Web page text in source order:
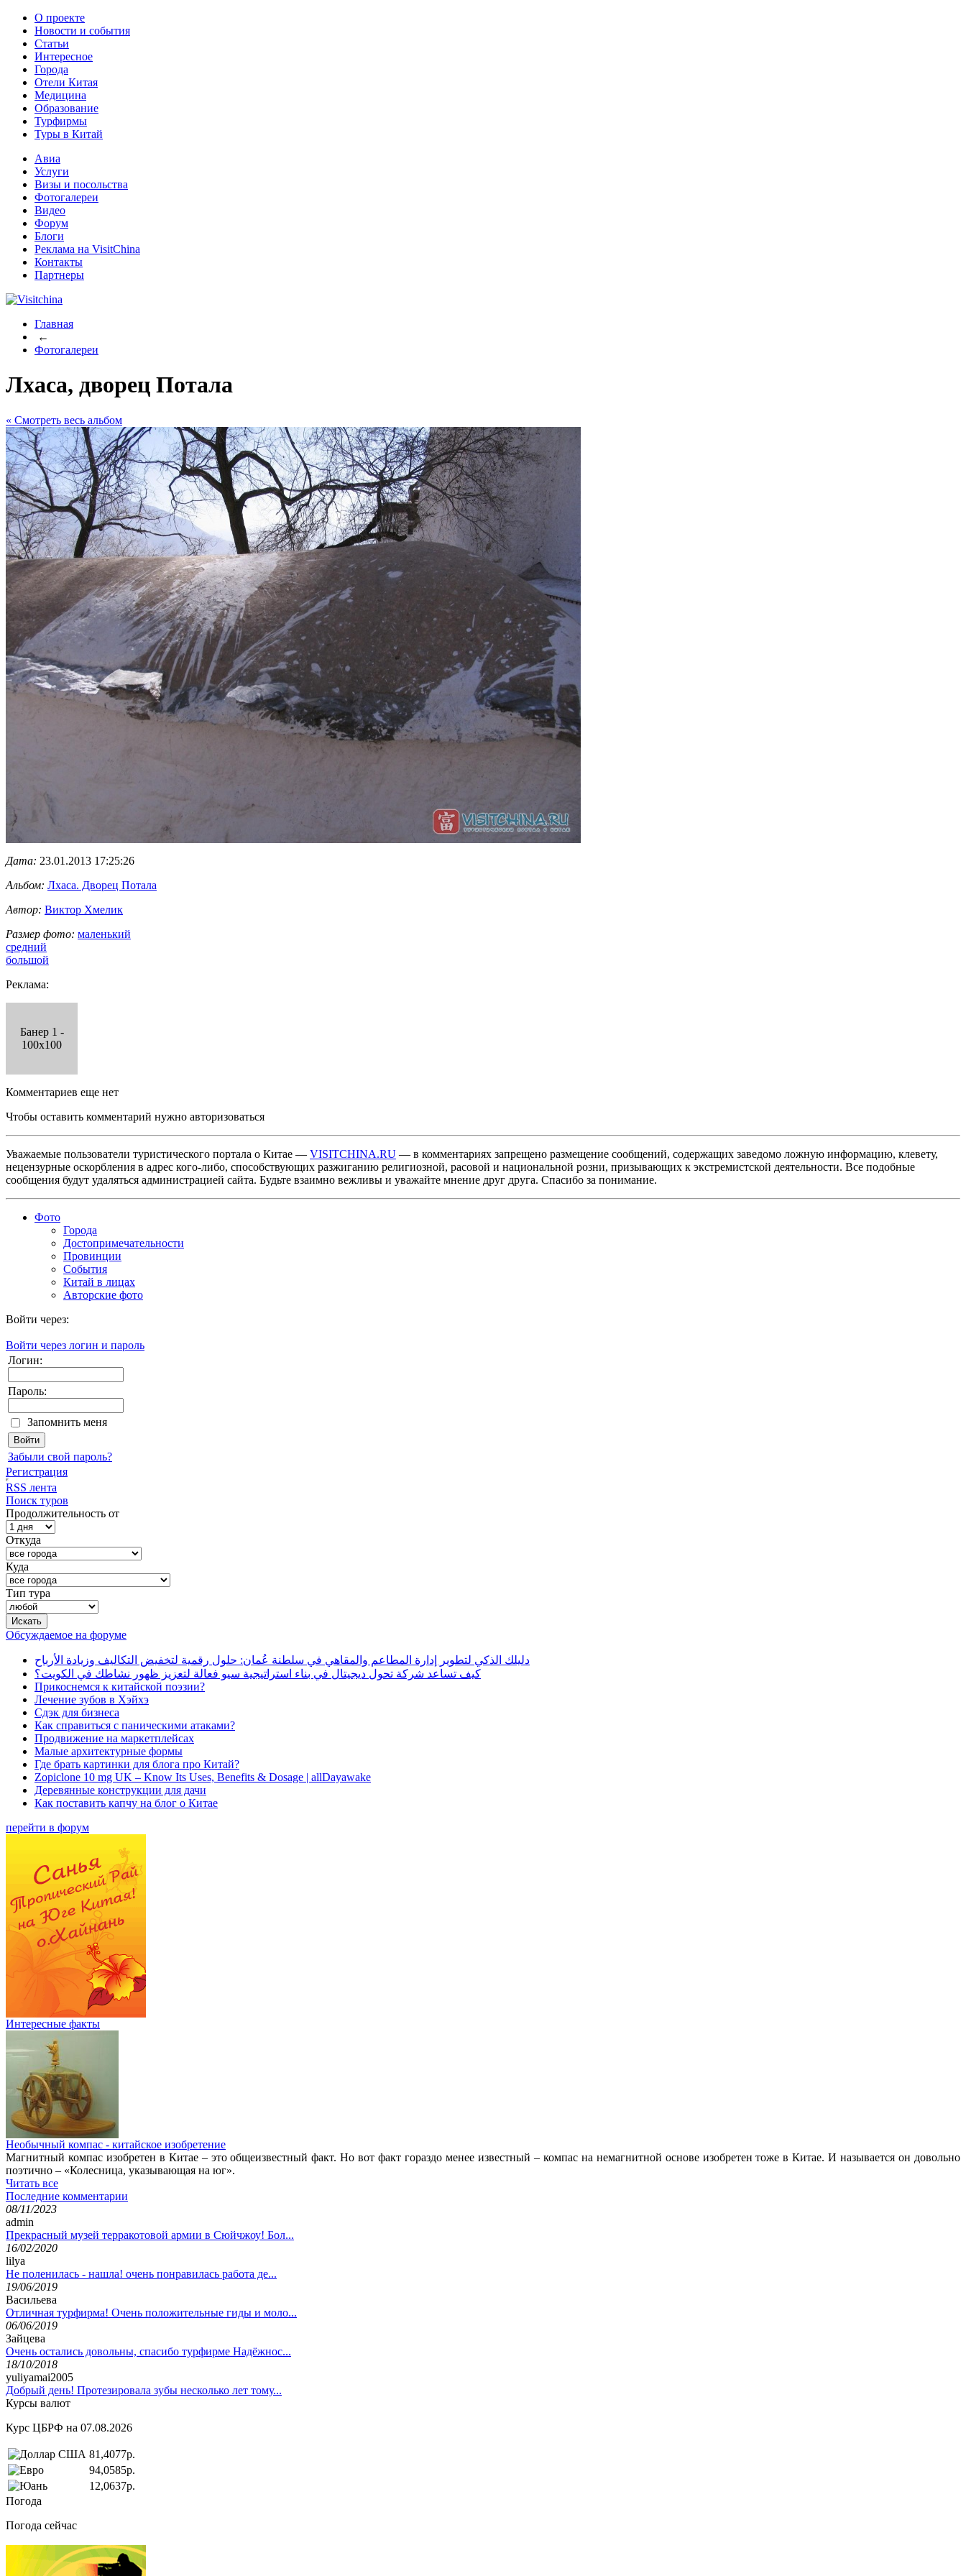
О проекте
Новости и события
Статьи
Интересное
Города
Отели Китая
Медицина
Образование
Турфирмы
Туры в Китай
Авиа
Услуги
Визы и посольства
Фотогалереи
Видео
Форум
Блоги
Реклама на VisitChina
Контакты
Партнеры
Главная
←
Фотогалереи
Лхаса, дворец Потала
« Cмотреть весь альбом
Дата: 23.01.2013 17:25:26
Альбом: Лхаса. Дворец Потала
Автор: Виктор Хмелик
Размер фото: маленький
средний
большой
Реклама:
Банер 1 -
100x100
Комментариев еще нет
Чтобы оставить комментарий нужно авторизоваться
Уважаемые пользователи туристического портала о Китае — VISITCHINA.RU — в комментариях запрещено размещение сообщений, содержащих заведомо ложную информацию, клевету,
нецензурные оскорбления в адрес кого-либо, способствующих разжиганию религиозной, расовой и национальной розни, призывающих к экстремистской деятельности. Все подобные
сообщения будут удаляться администрацией сайта. Будьте взаимно вежливы и уважайте мнение друг друга. Спасибо за понимание.
Фото
Города
Достопримечательности
Провинции
События
Китай в лицах
Авторские фото
Войти через:
Войти через логин и пароль
Логин:
Пароль:
Запомнить меня
Забыли свой пароль?
Регистрация
RSS лента
Поиск туров
Продолжительность от
Откуда
Куда
Тип тура
Обсуждаемое на форуме
دليلك الذكي لتطوير إدارة المطاعم والمقاهي في سلطنة عُمان: حلول رقمية لتخفيض التكاليف وزيادة الأرباح
كيف تساعد شركة تحول ديجيتال في بناء استراتيجية سيو فعالة لتعزيز ظهور نشاطك في الكويت؟
Прикоснемся к китайской поэзии?
Лечение зубов в Хэйхэ
Сдэк для бизнеса
Как справиться с паническими атаками?
Продвижение на маркетплейсах
Малые архитектурные формы
Где брать картинки для блога про Китай?
Zopiclone 10 mg UK – Know Its Uses, Benefits & Dosage | allDayawake
Деревянные конструкции для дачи
Как поставить капчу на блог о Китае
перейти в форум
Интересные факты
Необычный компас - китайское изобретение
Магнитный компас изобретен в Китае – это общеизвестный факт. Но вот факт гораздо менее известный – компас на немагнитной основе изобретен тоже в Китае. И называется он довольно
поэтично – «Колесница, указывающая на юг».
Читать все
Последние комментарии
08/11/2023
admin
Прекрасный музей терракотовой армии в Сюйчжоу! Бол...
16/02/2020
lilya
Не поленилась - нашла! очень понравилась работа де...
19/06/2019
Васильева
Отличная турфирма! Очень положительные гиды и моло...
06/06/2019
Зайцева
Очень остались довольны, спасибо турфирме Надёжнос...
18/10/2018
yuliyamai2005
Добрый день! Протезировала зубы несколько лет тому...
Курсы валют
Курс ЦБРФ на 07.08.2026
81,4077р.
94,0585р.
12,0637р.
Погода
Погода сейчас